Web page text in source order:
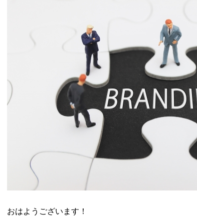
おはようございます！